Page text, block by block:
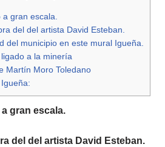
gran escala.
del del artista David Esteban.
del municipio en este mural Igueña.
a la minería
Martín Moro Toledano
gran escala.
del del artista David Esteban.